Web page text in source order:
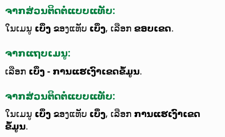
ຈາກສ່ວນຕິດຕໍ່ແບບແທັບ:
ໃນເມນູ ເບິ່ງ ຂອງແທັບ ເບິ່ງ, ເລືອກ ຂອບເຂດ.
ຈາກແຖບເມນູ:
ເລືອກ ເບິ່ງ - ການແຮເງົາເຂດຂໍ້ມູນ.
ຈາກສ່ວນຕິດຕໍ່ແບບແທັບ:
ໃນເມນູ ເບິ່ງ ຂອງແທັບ ເບິ່ງ, ເລືອກ ການແຮເງົາເຂດ
ຂໍ້ມູນ.